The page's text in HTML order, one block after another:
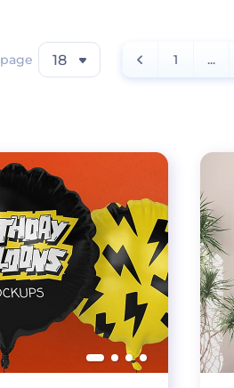
18 1 ...